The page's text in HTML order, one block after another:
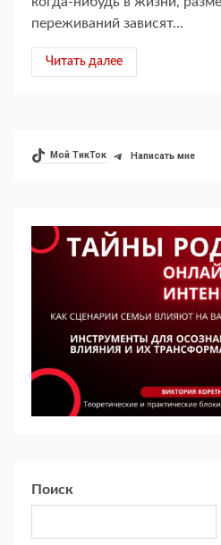
переживаний зависят...
Читать далее
Мой ТикТок Написать мне
Поиск